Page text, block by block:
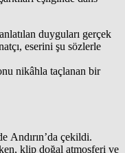
duyguları gerçek
eserini şu sözlerle
nikâhla taçlanan bir
Andırın’da çekildi.
klip doğal atmosferi ve